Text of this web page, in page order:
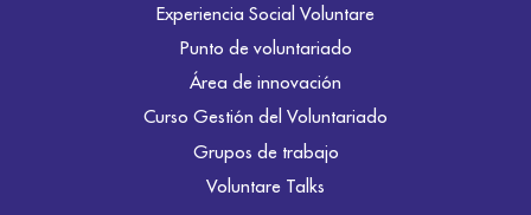
Experiencia Social Voluntare
Punto de voluntariado
Área de innovación
Curso Gestión del Voluntariado
Grupos de trabajo
Voluntare Talks